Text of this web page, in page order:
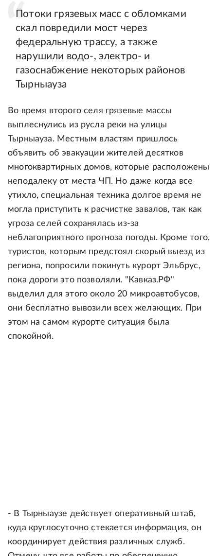
Потоки грязевых масс с обломками
скал повредили мост через
федеральную трассу, а также
нарушили водо-, электро- и
газоснабжение некоторых районов
Тырныауза
Во время второго селя грязевые массы
выплеснулись из русла реки на улицы
Тырныауза. Местным властям пришлось
объявить об эвакуации жителей десятков
многоквартирных домов, которые расположены
неподалеку от места ЧП. Но даже когда все
утихло, специальная техника долгое время не
могла приступить к расчистке завалов, так как
угроза селей сохранялась из-за
неблагоприятного прогноза погоды. Кроме того,
туристов, которым предстоял скорый выезд из
региона, попросили покинуть курорт Эльбрус,
пока дороги это позволяли. "Кавказ.РФ"
выделил для этого около 20 микроавтобусов,
они бесплатно вывозили всех желающих. При
этом на самом курорте ситуация была
спокойной.
- В Тырныаузе действует оперативный штаб,
куда круглосуточно стекается информация, он
координирует действия различных служб.